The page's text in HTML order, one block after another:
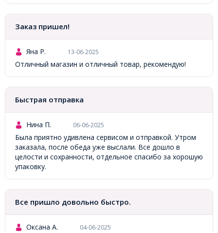
Заказ пришел!
Яна Р. 13-06-2025
Отличный магазин и отличный товар, рекомендую!
Быстрая отправка
Нина П. 06-06-2025
Была приятно удивлена сервисом и отправкой. Утром
заказала, после обеда уже выслали. Все дошло в
целости и сохранности, отдельное спасибо за хорошую
упаковку.
Все пришло довольно быстро.
Оксана А. 04-06-2025